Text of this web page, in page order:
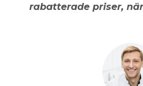
rabatterade priser,